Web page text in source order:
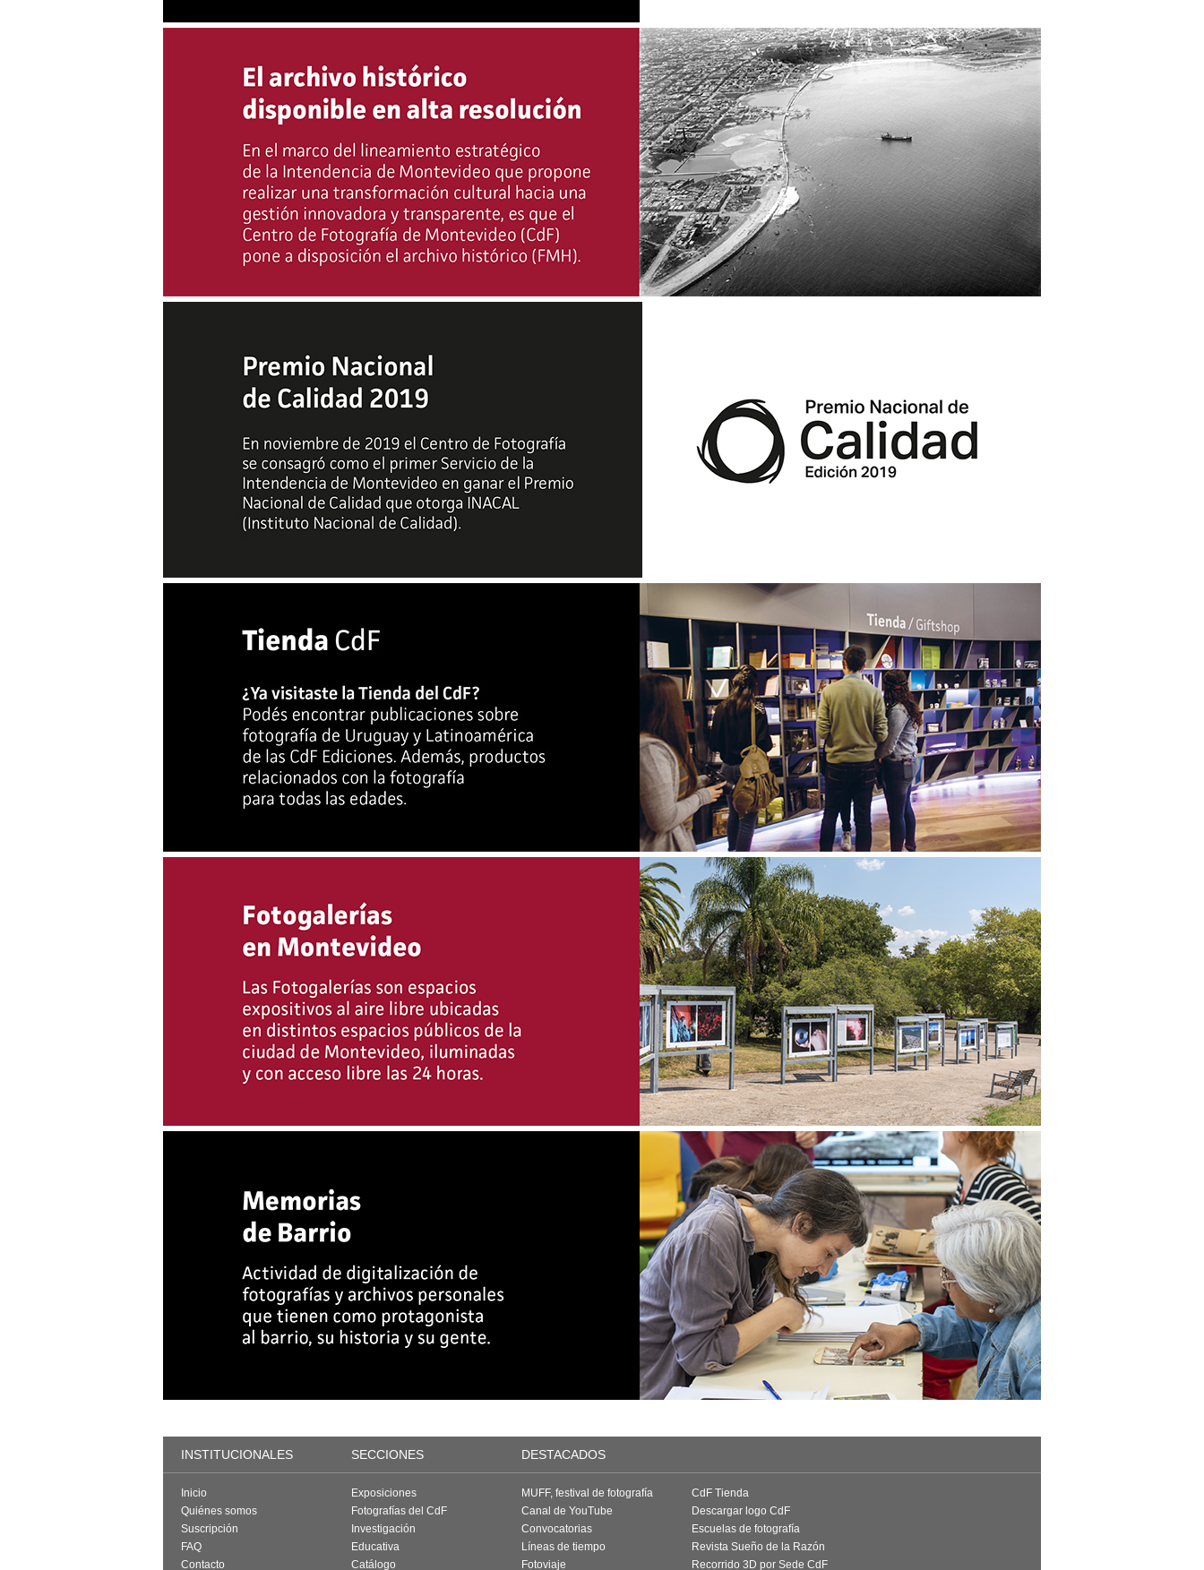
INSTITUCIONALES SECCIONES DESTACADOS
Inicio
Quiénes somos
Suscripción
FAQ
Contacto
Exposiciones
Fotografías del CdF
Investigación
Educativa
Catálogo
MUFF, festival de fotografía
Canal de YouTube
Convocatorias
Líneas de tiempo
Fotoviaje
CdF Tienda
Descargar logo CdF
Escuelas de fotografía
Revista Sueño de la Razón
Recorrido 3D por Sede CdF